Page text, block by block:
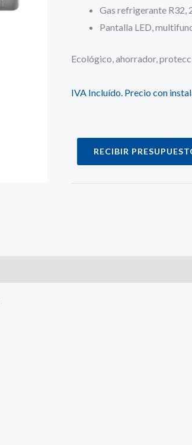
Gas refrigerante R32,
Pantalla LED,
Ecológico, ahorrador,
IVA Incluído. Precio con
RECIBIR